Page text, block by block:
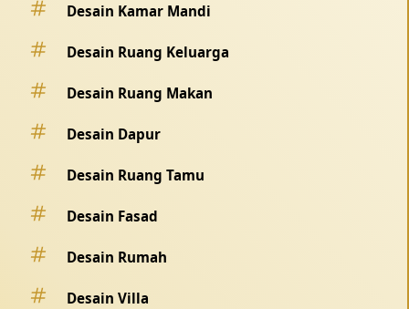
Desain Kamar Mandi
Desain Ruang Keluarga
Desain Ruang Makan
Desain Dapur
Desain Ruang Tamu
Desain Fasad
Desain Rumah
Desain Villa